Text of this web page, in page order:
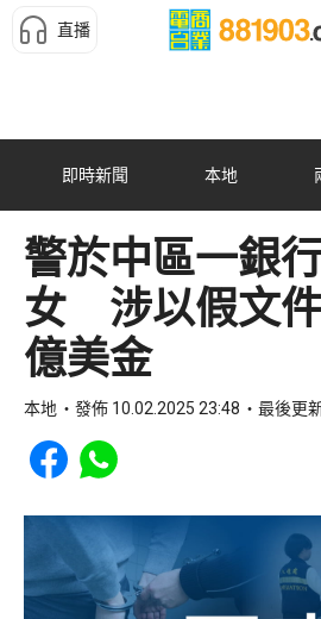
直播
即時新聞 本地
警於中區一銀
女 涉以假文件
億美金
本地 發佈 10.02.2025 23:48 最後更
Share to Facebook
Share to WhatsApp